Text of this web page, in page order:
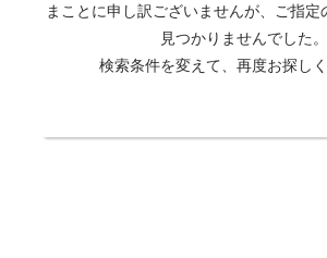
まことに申し訳ございませんが、ご指定
見つかりませんでした。
検索条件を変えて、再度お探しく